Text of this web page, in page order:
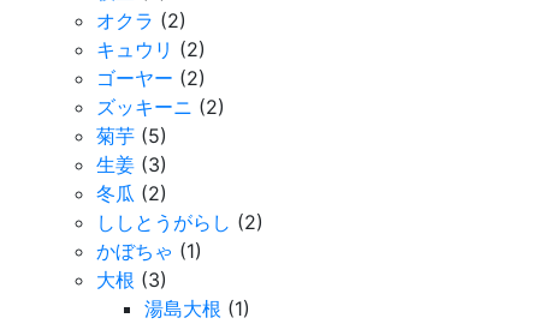
オクラ (2)
キュウリ (2)
ゴーヤー (2)
ズッキーニ (2)
菊芋 (5)
生姜 (3)
冬瓜 (2)
ししとうがらし (2)
かぼちゃ (1)
大根 (3)
湯島大根 (1)